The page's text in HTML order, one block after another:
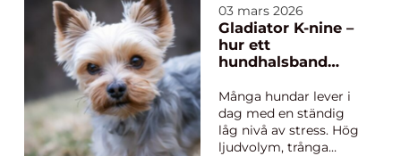
blir. Oavsett om det
gäller en
garageuppfart, en ny
gång i trädg&a...
03 mars 2026
Gladiator K-nine –
hur ett
hundhalsband
och ångest hos
hundar
Många hundar lever i
dag med en ständig
låg nivå av stress. Hög
ljudvolym, trånga